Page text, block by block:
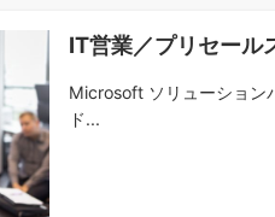
IT営業／プリセール
Microsoft ソリューション
ド...